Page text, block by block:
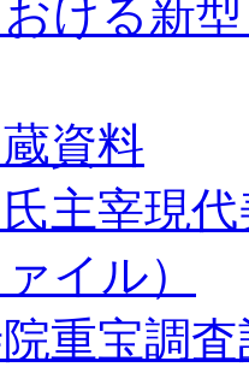
ける新
資料
主宰現
イル）
重宝調